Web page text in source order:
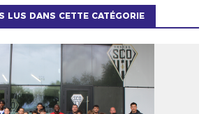
LUS DANS CETTE CATÉGORIE